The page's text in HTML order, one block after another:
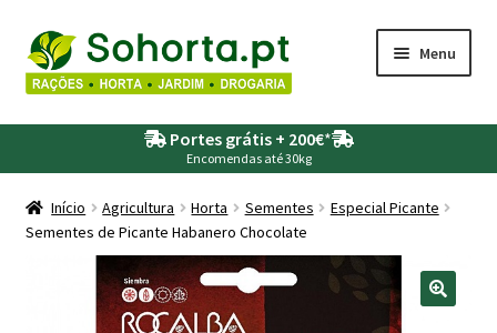
Ir
para
a
navegação
Saltar
para
o
conteúdo
Menu
Agricultura
Drogaria
Depósitos – Fossas
Portes grátis + 200€*
Encomendas até 30kg
Início Agricultura Horta Sementes
Especial Picante
Sementes de Picante Habanero Chocolate